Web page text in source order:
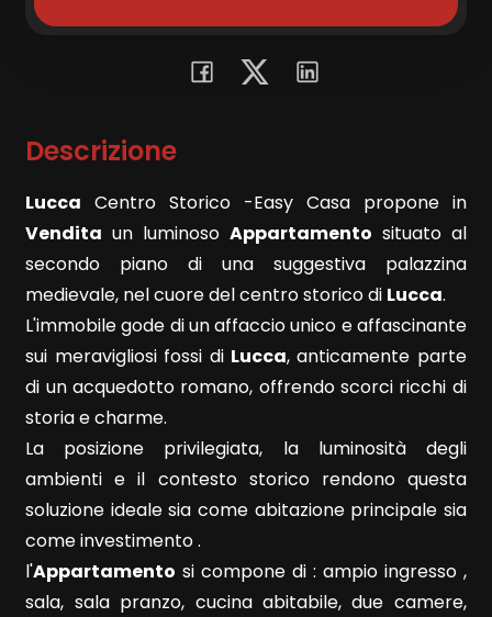
Descrizione
Lucca Centro Storico -Easy Casa propone in
Vendita un luminoso Appartamento situato al
secondo piano di una suggestiva palazzina
medievale, nel cuore del centro storico di Lucca.
L'immobile gode di un affaccio unico e affascinante
sui meravigliosi fossi di Lucca, anticamente parte
di un acquedotto romano, offrendo scorci ricchi di
storia e charme.
La posizione privilegiata, la luminosità degli
ambienti e il contesto storico rendono questa
soluzione ideale sia come abitazione principale sia
come investimento .
l'Appartamento si compone di : ampio ingresso ,
sala, sala pranzo, cucina abitabile, due camere,
Terreni
Totale
mq
Locali
minimi